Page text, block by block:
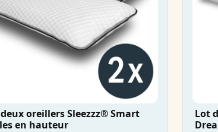
oreillers Sleezzz® Smart
en hauteur
Lot